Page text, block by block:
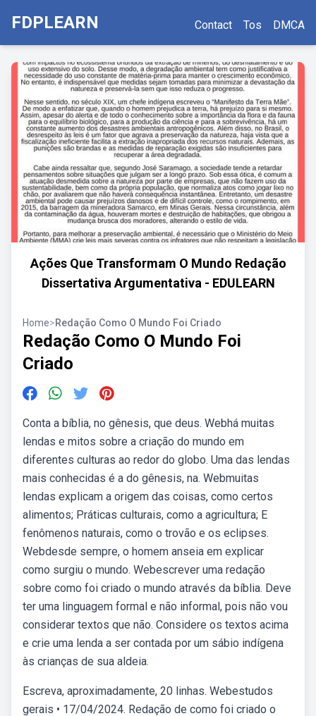
FDPLEARN Contact Tos DMCA
Ações Que Transformam O Mundo Redação
Dissertativa Argumentativa - EDULEARN
Home>Redação Como O Mundo Foi Criado
Redação Como O Mundo Foi
Criado
Conta a bíblia, no gênesis, que deus. Webhá muitas
lendas e mitos sobre a criação do mundo em
diferentes culturas ao redor do globo. Uma das lendas
mais conhecidas é a do gênesis, na. Webmuitas
lendas explicam a origem das coisas, como certos
alimentos; Práticas culturais, como a agricultura; E
fenômenos naturais, como o trovão e os eclipses.
Webdesde sempre, o homem anseia em explicar
como surgiu o mundo. Webescrever uma redação
sobre como foi criado o mundo através da bíblia. Deve
ter uma linguagem formal e não informal, pois não vou
considerar textos que não. Considere os textos acima
e crie uma lenda a ser contada por um sábio indígena
às crianças de sua aldeia.
Escreva, aproximadamente, 20 linhas. Webestudos
gerais • 17/04/2024. Redação de como foi criado o